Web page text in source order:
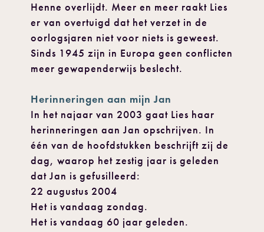
Henne overlijdt. Meer en meer raakt Lies
er van overtuigd dat het verzet in de
oorlogsjaren niet voor niets is geweest.
Sinds 1945 zijn in Europa geen conflicten
meer gewapenderwijs beslecht.
Herinneringen aan mijn Jan
In het najaar van 2003 gaat Lies haar
herinneringen aan Jan opschrijven. In
één van de hoofdstukken beschrijft zij de
dag, waarop het zestig jaar is geleden
dat Jan is gefusilleerd:
22 augustus 2004
Het is vandaag zondag.
Het is vandaag 60 jaar geleden.